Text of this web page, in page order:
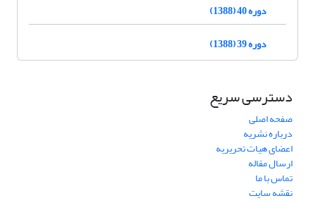
دوره 40 (1388)
دوره 39 (1388)
دسترسی سریع
صفحه اصلی
درباره نشریه
اعضای هیات تحریریه
ارسال مقاله
تماس با ما
نقشه سایت